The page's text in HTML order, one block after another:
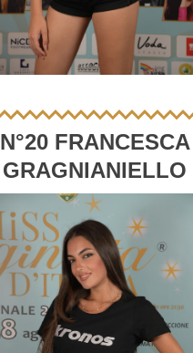
N°20 FRANCESCA
GRAGNIANIELLO